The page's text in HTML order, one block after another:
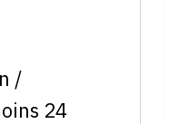
/
24